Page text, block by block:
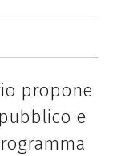
propone
e